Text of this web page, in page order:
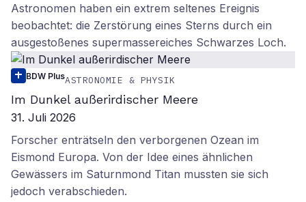
Astronomen haben ein extrem seltenes Ereignis
beobachtet: die Zerstörung eines Sterns durch ein
ausgestoßenes supermassereiches Schwarzes Loch.
BDW PlusASTRONOMIE & PHYSIK
Im Dunkel außerirdischer Meere
31. Juli 2026
Forscher enträtseln den verborgenen Ozean im
Eismond Europa. Von der Idee eines ähnlichen
Gewässers im Saturnmond Titan mussten sie sich
jedoch verabschieden.